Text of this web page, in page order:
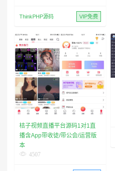
ThinkPHP源码 VIP免费
桔子视频直播平台源码1对1直
播含App带收徒/带公会/运营版
本
4507